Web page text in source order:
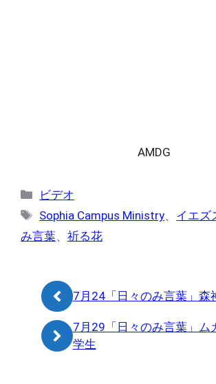
AMDG
カ
テ
リ
ビデオ
タ
グ
Sophia Campus Ministry、 イエズ
み言葉、 祈る花
7月24「日々のみ言葉」森
7月29「日々のみ言葉」ム
学生